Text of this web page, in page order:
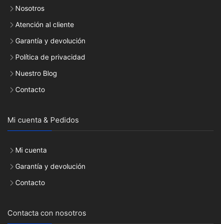
Nosotros
Atención al cliente
Garantía y devolución
Política de privacidad
Nuestro Blog
Contacto
Mi cuenta & Pedidos
Mi cuenta
Garantía y devolución
Contacto
Contacta con nosotros